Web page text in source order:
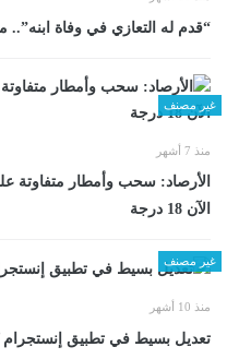
“قدم له التعازي في وفاة
غير مصنف
منذ 7 أشهر
الأرصاد: سحب وأمطار متفاوتة
الآن 18 درجة
غير مصنف
منذ 10 أشهر
تعديل بسيط في تطبيق